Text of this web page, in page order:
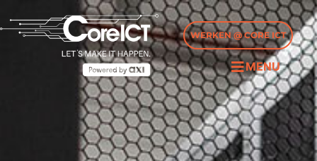
WERKEN @ CORE ICT